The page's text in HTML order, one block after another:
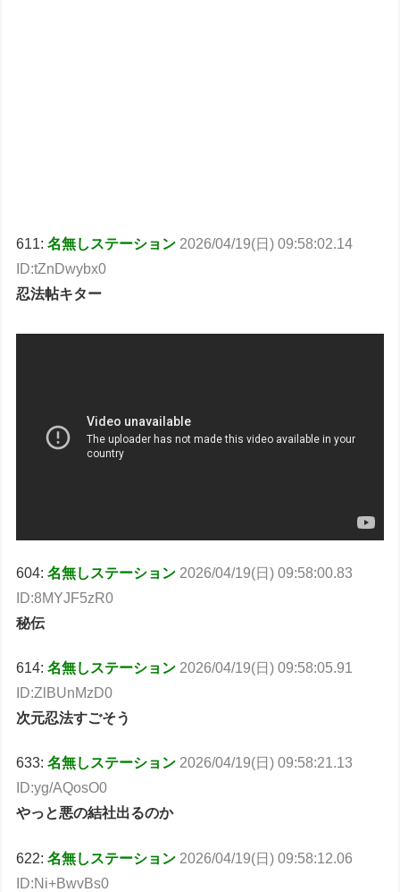
611:名無しステーション 2026/04/19(日) 09:58:02.14
ID:tZnDwybx0
忍法帖キター
604:名無しステーション 2026/04/19(日) 09:58:00.83
ID:8MYJF5zR0
秘伝
614:名無しステーション 2026/04/19(日) 09:58:05.91
ID:ZlBUnMzD0
次元忍法すごそう
633:名無しステーション 2026/04/19(日) 09:58:21.13
ID:yg/AQosO0
やっと悪の結社出るのか
622:名無しステーション 2026/04/19(日) 09:58:12.06
ID:Ni+BwvBs0